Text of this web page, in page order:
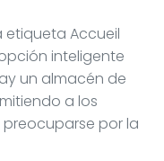
etiqueta Accueil
inteligente
un almacén de
a los
por la